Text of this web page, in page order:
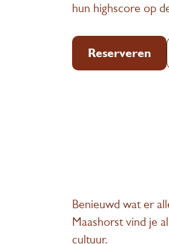
hun highscore op
Reserveren
Benieuwd wat er
Maashorst vind je
cultuur.